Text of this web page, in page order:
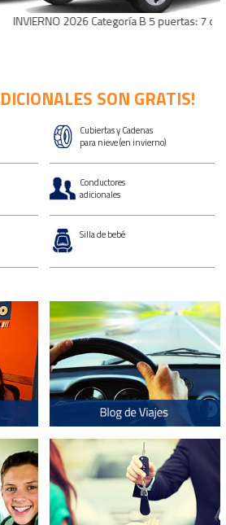
INVIERNO 2026 Categoría B 5 puertas: 7
SON GRATIS!
Cubiertas y Cadenas
para nieve (en invierno)
Conductores
adicionales
Silla de bebé